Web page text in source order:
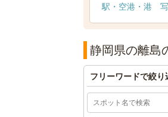
駅・空港・港
静岡県の離島
フリーワードで絞り